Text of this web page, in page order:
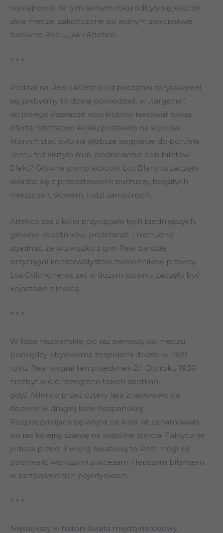
występował. W tym samym roku odbyły się jeszcze
dwa mecze, zakończone po jednym zwycięstwie
zarówno Realu, jak i Atletico.
* * *
Podział na Real i Atletico od początku zarysowywał
się, jakbyśmy to dzisiaj powiedzieli, w „targecie”
do jakiego działacze obu klubów kierowali swoją
ofertę. Szefostwo Realu postawiło na kibiców,
których stać było na głębsze sięgnięcie do portfela.
Temu też służyło m.in. podniesienie cen biletów.
Efekt? Główne grono kibiców Los Blancos zaczęło
składać się z przedstawicieli burżuazji, bogatych
mieszczan, słowem, ludzi zamożnych.
Atletico zaś z kolei przyciągało tych biedniejszych,
głównie robotników, proletariat. I nietrudno
zgadnąć, że w związku z tym Real bardziej
przyciągał konserwatystów, zwolenników prawicy.
Los Colchoneros zaś w dużym stopniu zaczęło być
kojarzone z lewicą.
* * *
W lidze hiszpańskiej po raz pierwszy do meczu
pomiędzy obydwoma zespołami doszło w 1929
roku. Real wygrał ten pojedynek 2:1. Do roku 1936
niezbyt wiele rozegrano takich spotkań,
gdyż Atletico przez cztery lata znajdowało się
dopiero w drugiej lidze hiszpańskiej.
Rozpoczynająca się wojna na kilka lat zahamowała
po raz kolejny szansę na wspólne starcia. Faktycznie
jednak przed II wojną światową to Real mógł się
pochwalić większymi sukcesami i lepszym bilansem
w bezpośrednich pojedynkach.
* * *
Największy w historii świata międzynarodowy